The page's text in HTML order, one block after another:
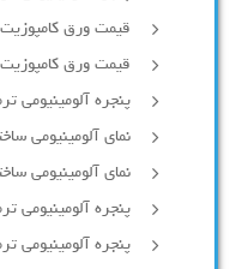
قیمت ورق
قیمت ورق
پنجره
نمای آلومینیومی
نمای آلومینیومی
پنجره آلومینیومی
پنجره آلومینیومی